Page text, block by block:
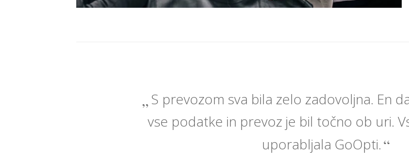
S prevozom sva bila zelo zadovoljna. En
vse podatke in prevoz je bil točno ob uri.
uporabljala GoOpti.